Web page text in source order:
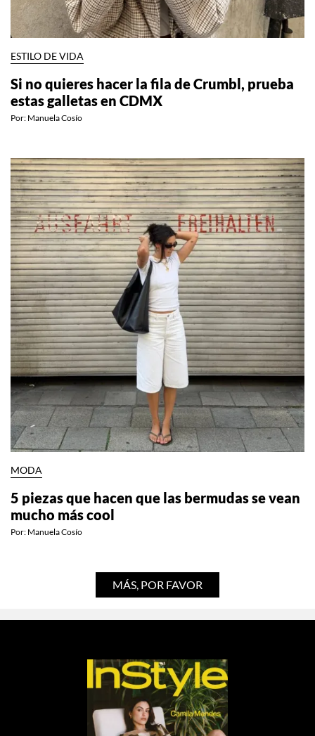
ESTILO DE VIDA
Si no quieres hacer la fila de Crumbl, prueba
estas galletas en CDMX
Por: Manuela Cosío
MODA
5 piezas que hacen que las bermudas se vean
mucho más cool
Por: Manuela Cosío
MÁS, POR FAVOR